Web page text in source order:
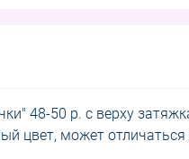
48-50 р. с верху
цвет, может